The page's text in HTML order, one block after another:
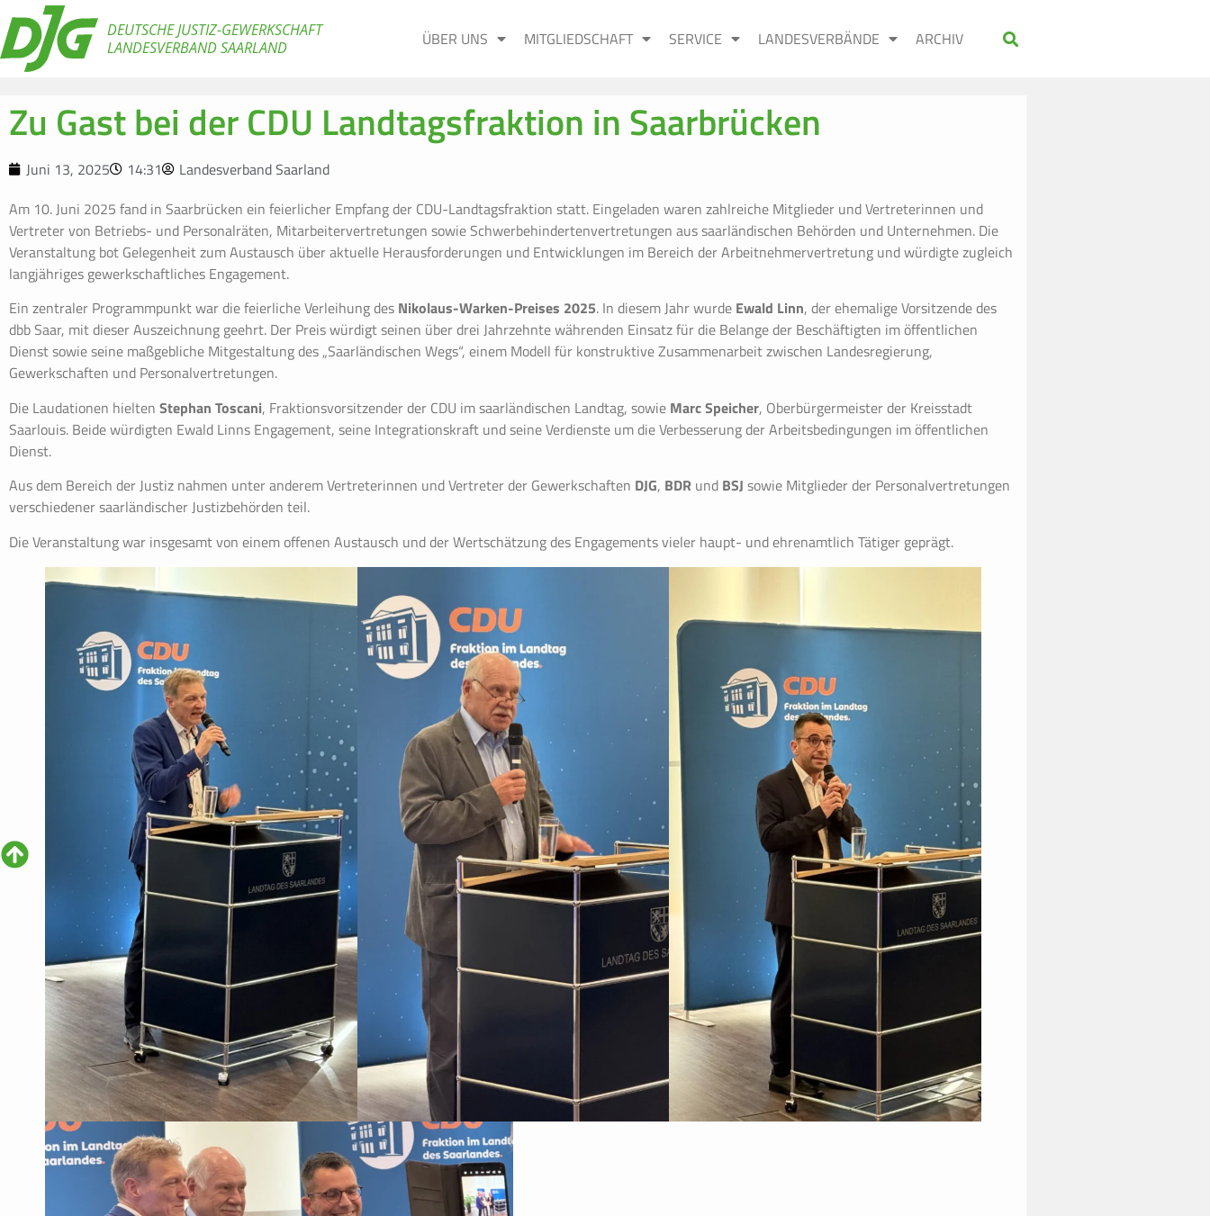
DEUTSCHE JUSTIZ-GEWERKSCHAFT
LANDESVERBAND SAARLAND
ÜBER UNS MITGLIEDSCHAFT SERVICE LANDESVERBÄNDE ARCHIV
Zu Gast bei der CDU Landtagsfraktion in Saarbrücken
Juni 13, 2025 14:31
Landesverband Saarland
Am 10. Juni 2025 fand in Saarbrücken ein feierlicher Empfang der CDU-Landtagsfraktion statt. Eingeladen waren zahlreiche Mitglieder und Vertreterinnen und
Vertreter von Betriebs- und Personalräten, Mitarbeitervertretungen sowie Schwerbehindertenvertretungen aus saarländischen Behörden und Unternehmen. Die
Veranstaltung bot Gelegenheit zum Austausch über aktuelle Herausforderungen und Entwicklungen im Bereich der Arbeitnehmervertretung und würdigte zugleich
langjähriges gewerkschaftliches Engagement.
Ein zentraler Programmpunkt war die feierliche Verleihung des Nikolaus-Warken-Preises 2025. In diesem Jahr wurde Ewald Linn, der ehemalige Vorsitzende des
dbb Saar, mit dieser Auszeichnung geehrt. Der Preis würdigt seinen über drei Jahrzehnte währenden Einsatz für die Belange der Beschäftigten im öffentlichen
Dienst sowie seine maßgebliche Mitgestaltung des „Saarländischen Wegs“, einem Modell für konstruktive Zusammenarbeit zwischen Landesregierung,
Gewerkschaften und Personalvertretungen.
Die Laudationen hielten Stephan Toscani, Fraktionsvorsitzender der CDU im saarländischen Landtag, sowie Marc Speicher, Oberbürgermeister der Kreisstadt
Saarlouis. Beide würdigten Ewald Linns Engagement, seine Integrationskraft und seine Verdienste um die Verbesserung der Arbeitsbedingungen im öffentlichen
Dienst.
Aus dem Bereich der Justiz nahmen unter anderem Vertreterinnen und Vertreter der Gewerkschaften DJG, BDR und BSJ sowie Mitglieder der Personalvertretungen
verschiedener saarländischer Justizbehörden teil.
Die Veranstaltung war insgesamt von einem offenen Austausch und der Wertschätzung des Engagements vieler haupt- und ehrenamtlich Tätiger geprägt.